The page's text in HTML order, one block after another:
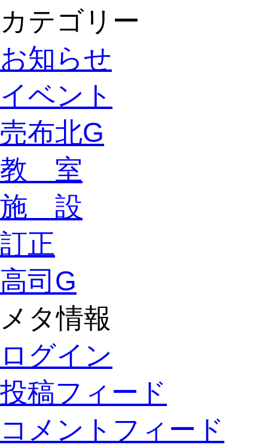
カテゴリー
お知らせ
イベント
売布北G
教 室
施 設
訂正
高司G
メタ情報
ログイン
投稿フィード
コメントフィード